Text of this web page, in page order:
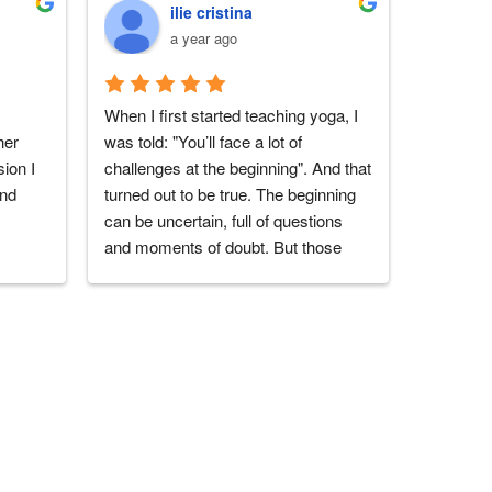
de recuperare.
I
ilie cristina
a year ago
When I first started teaching yoga, I
was told: "You’ll face a lot of
challenges at the beginning". And that
turned out to be true. The beginning
can be uncertain, full of questions
and moments of doubt. But those